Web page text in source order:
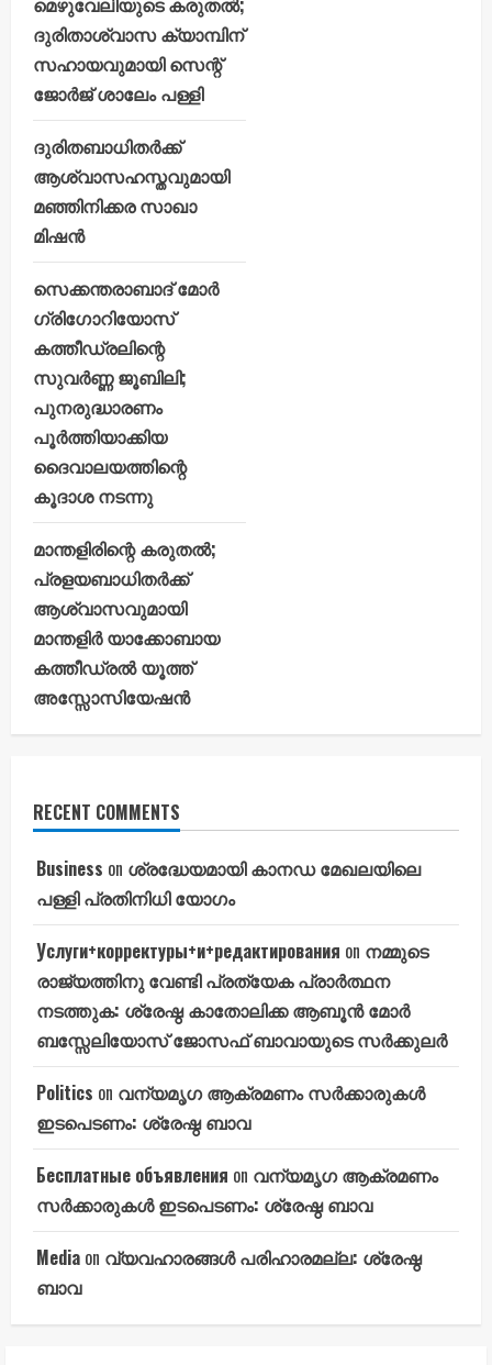
ദുരിതാശ്വാസ ക്യാമ്പിന്
സഹായവുമായി സെന്റ്
ജോർജ് ശാലേം പള്ളി
ദുരിതബാധിതർക്ക്
ആശ്വാസഹസ്തവുമായി
മഞ്ഞിനിക്കര സാഖാ
മിഷൻ
സെക്കന്തരാബാദ് മോർ
ഗ്രിഗോറിയോസ്
കത്തീഡ്രലിന്റെ
സുവർണ്ണ ജൂബിലി;
പുനരുദ്ധാരണം
പൂർത്തിയാക്കിയ
ദൈവാലയത്തിന്റെ
കൂദാശ നടന്നു
മാന്തളിരിന്റെ കരുതൽ;
പ്രളയബാധിതർക്ക്
ആശ്വാസവുമായി
മാന്തളിർ യാക്കോബായ
കത്തീഡ്രൽ യൂത്ത്
അസ്സോസിയേഷൻ
RECENT COMMENTS
Business on ശ്രദ്ധേയമായി കാനഡ മേഖലയിലെ
പള്ളി പ്രതിനിധി യോഗം
Услуги+корректуры+и+редактирования on നമ്മുടെ
രാജ്യത്തിനു വേണ്ടി പ്രത്യേക പ്രാർത്ഥന
നടത്തുക: ശ്രേഷ്ഠ കാതോലിക്ക ആബൂൻ മോർ
ബസ്സേലിയോസ് ജോസഫ് ബാവായുടെ സർക്കുലർ
Politics on വന്യമൃഗ ആക്രമണം സർക്കാരുകൾ
ഇടപെടണം: ശ്രേഷ്ഠ ബാവ
Бесплатные объявления on വന്യമൃഗ ആക്രമണം
സർക്കാരുകൾ ഇടപെടണം: ശ്രേഷ്ഠ ബാവ
Media on വ്യവഹാരങ്ങൾ പരിഹാരമല്ല: ശ്രേഷ്ഠ
ബാവ